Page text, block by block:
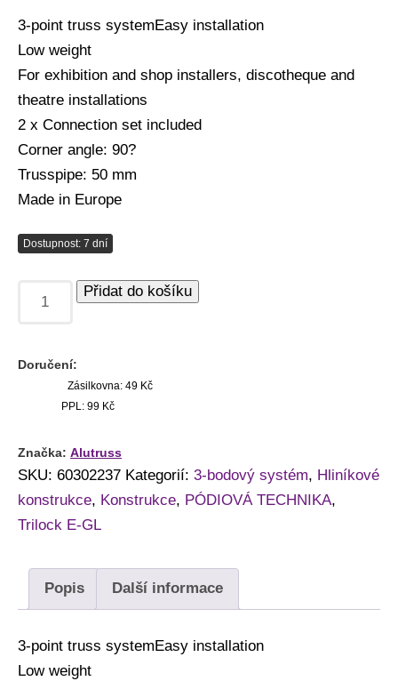
3-point truss systemEasy installation
Low weight
For exhibition and shop installers, discotheque and
theatre installations
2 x Connection set included
Corner angle: 90?
Trusspipe: 50 mm
Made in Europe
Dostupnost: 7 dní
Přidat do košíku
Doručení:
Zásilkovna: 49 Kč
PPL: 99 Kč
Značka: Alutruss
SKU: 60302237 Kategorií: 3-bodový systém, Hliníkové
konstrukce, Konstrukce, PÓDIOVÁ TECHNIKA,
Trilock E-GL
Popis Další informace
3-point truss systemEasy installation
Low weight